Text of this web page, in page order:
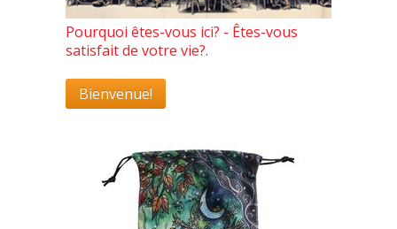
Pourquoi êtes-vous ici? - Êtes-vous
satisfait de votre vie?.
Bienvenue!